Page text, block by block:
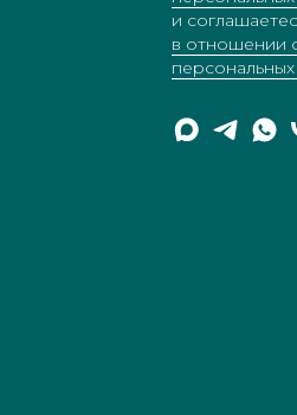
и
в отношении